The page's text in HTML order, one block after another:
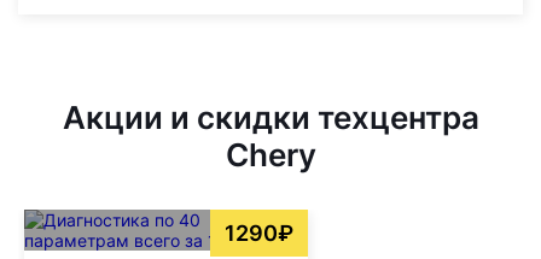
Акции и скидки техцентра
Chery
1290₽